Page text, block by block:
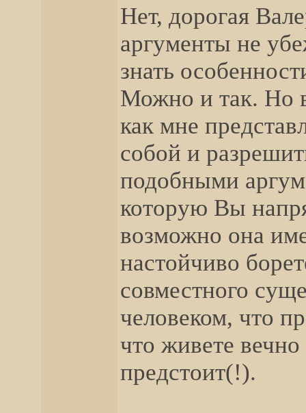
Нет, дорогая
аргументы не
знать
Можно и так. Но
как мне
собой и
подобными
которую Вы
возможно она
настойчиво
совместного
человеком, что
что живете
предстоит(!).